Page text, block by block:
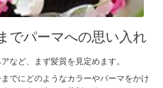
でパーマへの思い入れ
など、まず髪質を見定めます。
でにどのようなカラーやパーマをかけ